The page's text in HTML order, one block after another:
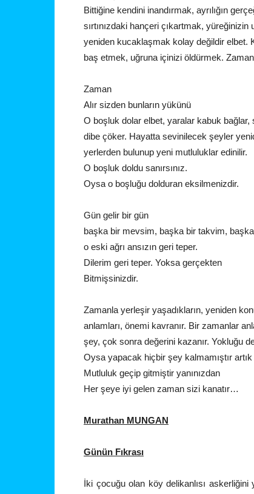
Bittiğine kendini inandırmak, ayrılığın
sırtınızdaki hançeri çıkartmak,
yeniden kucaklaşmak kolay değildir elbet.
baş etmek, uğruna içinizi öldürmek. Zaman
Zaman
Alır sizden bunların yükünü
O boşluk dolar elbet, yaralar kabuk bağlar,
dibe çöker. Hayatta sevinilecek şeyler
yerlerden bulunup yeni mutluluklar edinilir.
O boşluk doldu sanırsınız.
Oysa o boşluğu dolduran eksilmenizdir.
Gün gelir bir gün
başka bir mevsim, başka bir takvim,
o eski ağrı ansızın geri teper.
Dilerim geri teper. Yoksa gerçekten
Bitmişsinizdir.
Zamanla yerleşir yaşadıkların, yeniden
anlamları, önemi kavranır. Bir zamanlar
şey, çok sonra değerini kazanır. Yokluğu
Oysa yapacak hiçbir şey kalmamıştır artık
Mutluluk geçip gitmiştir yanınızdan
Her şeye iyi gelen zaman sizi kanatır…
Murathan MUNGAN
Günün Fıkrası
İki çocuğu olan köy delikanlısı